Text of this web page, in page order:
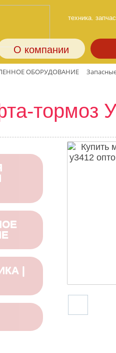
техника.
О компании
ОБОРУДОВАНИЕ
тормоз
|